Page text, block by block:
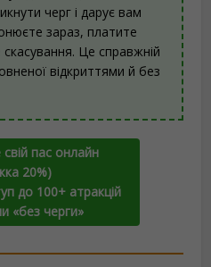
черг і дарує вам
зараз, платите
Це справжній
відкриттями й без
пас онлайн
20%)
до 100+ атракцій
«без черги»